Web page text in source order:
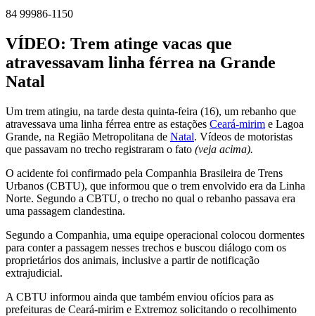
84 99986-1150
VÍDEO: Trem atinge vacas que
atravessavam linha férrea na Grande
Natal
Um trem atingiu, na tarde desta quinta-feira (16), um rebanho que
atravessava uma linha férrea entre as estações Ceará-mirim e Lagoa
Grande, na Região Metropolitana de Natal. Vídeos de motoristas
que passavam no trecho registraram o fato (veja acima).
O acidente foi confirmado pela Companhia Brasileira de Trens
Urbanos (CBTU), que informou que o trem envolvido era da Linha
Norte. Segundo a CBTU, o trecho no qual o rebanho passava era
uma passagem clandestina.
Segundo a Companhia, uma equipe operacional colocou dormentes
para conter a passagem nesses trechos e buscou diálogo com os
proprietários dos animais, inclusive a partir de notificação
extrajudicial.
A CBTU informou ainda que também enviou ofícios para as
prefeituras de Ceará-mirim e Extremoz solicitando o recolhimento